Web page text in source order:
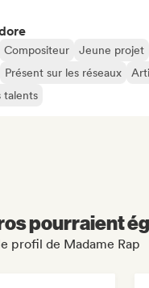
Compositeur Jeune projet
Présent sur les réseaux
talents
pourraient
profil de Madame Rap